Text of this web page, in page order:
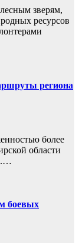
зверям,
ресурсов
региона
более
области
боевых